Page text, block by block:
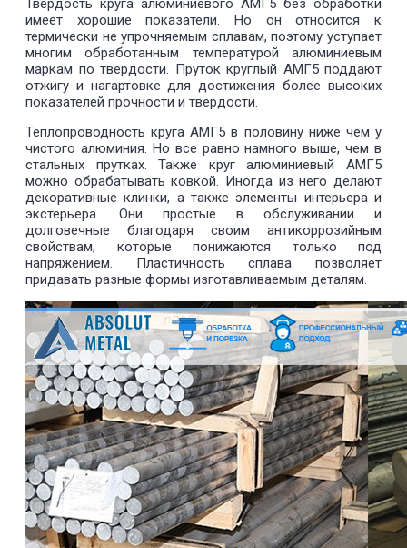
Твердость круга алюминиевого АМГ5 без обработки
имеет хорошие показатели. Но он относится к
термически не упрочняемым сплавам, поэтому уступает
многим обработанным температурой алюминиевым
маркам по твердости. Пруток круглый АМГ5 поддают
отжигу и нагартовке для достижения более высоких
показателей прочности и твердости.
Теплопроводность круга АМГ5 в половину ниже чем у
чистого алюминия. Но все равно намного выше, чем в
стальных прутках. Также круг алюминиевый АМГ5
можно обрабатывать ковкой. Иногда из него делают
декоративные клинки, а также элементы интерьера и
экстерьера. Они простые в обслуживании и
долговечные благодаря своим антикоррозийным
свойствам, которые понижаются только под
напряжением. Пластичность сплава позволяет
придавать разные формы изготавливаемым деталям.